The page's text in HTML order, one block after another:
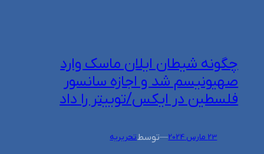
چگونه شیطان ایلان ماسک وارد
صهیونیسم شد و اجازه سانسور
فلسطین در ایکس/توییتر را داد
23 مارس 2024 —توسطتحریریه